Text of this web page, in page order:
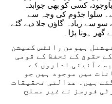
کسی کو بھی جوابدہ
ہے۔ سلوا جڈوم کی وجہ سے
سو سے زیادہ گاؤں جلا دیے گئے
گھر ہونا پڑا۔
ہیومن رائٹس کمیشن
حقوق کے تحفظ کے قومی
آئینی اداروں کے
میں موجود ہیں جو
ہیں۔ عدالتی تحقیقات
فورسز نے غیر مسلح